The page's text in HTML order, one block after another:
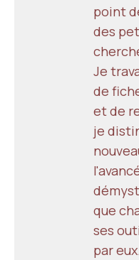
point
des
Je
de
et de
je
que
ses
par